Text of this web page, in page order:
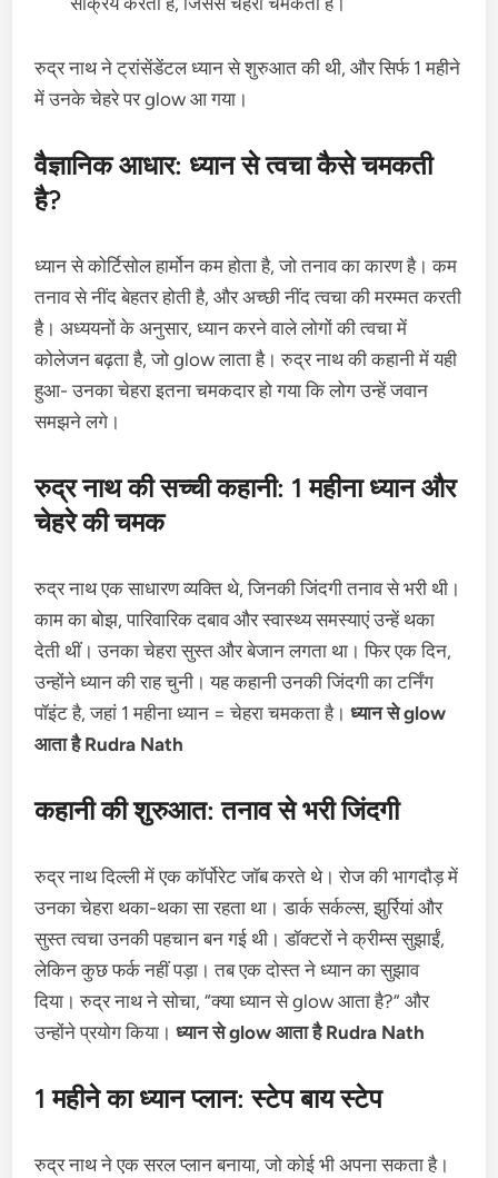
रुद्र नाथ ने ट्रांसेंडेंटल ध्यान से शुरुआत की थी, और सिर्फ 1 महीने
में उनके चेहरे पर glow आ गया।
वैज्ञानिक आधार: ध्यान से त्वचा कैसे चमकती
है?
ध्यान से कोर्टिसोल हार्मोन कम होता है, जो तनाव का कारण है। कम
तनाव से नींद बेहतर होती है, और अच्छी नींद त्वचा की मरम्मत करती
है। अध्ययनों के अनुसार, ध्यान करने वाले लोगों की त्वचा में
कोलेजन बढ़ता है, जो glow लाता है। रुद्र नाथ की कहानी में यही
हुआ- उनका चेहरा इतना चमकदार हो गया कि लोग उन्हें जवान
समझने लगे।
रुद्र नाथ की सच्ची कहानी: 1 महीना ध्यान और
चेहरे की चमक
रुद्र नाथ एक साधारण व्यक्ति थे, जिनकी जिंदगी तनाव से भरी थी।
काम का बोझ, पारिवारिक दबाव और स्वास्थ्य समस्याएं उन्हें थका
देती थीं। उनका चेहरा सुस्त और बेजान लगता था। फिर एक दिन,
उन्होंने ध्यान की राह चुनी। यह कहानी उनकी जिंदगी का टर्निंग
पॉइंट है, जहां 1 महीना ध्यान = चेहरा चमकता है।ध्यान से glow
आता है Rudra Nath
कहानी की शुरुआत: तनाव से भरी जिंदगी
रुद्र नाथ दिल्ली में एक कॉर्पोरेट जॉब करते थे। रोज की भागदौड़ में
उनका चेहरा थका-थका सा रहता था। डार्क सर्कल्स, झुर्रियां और
सुस्त त्वचा उनकी पहचान बन गई थी। डॉक्टरों ने क्रीम्स सुझाईं,
लेकिन कुछ फर्क नहीं पड़ा। तब एक दोस्त ने ध्यान का सुझाव
दिया। रुद्र नाथ ने सोचा, “क्या ध्यान से glow आता है?” और
उन्होंने प्रयोग किया।ध्यान से glow आता है Rudra Nath
1 महीने का ध्यान प्लान: स्टेप बाय स्टेप
रुद्र नाथ ने एक सरल प्लान बनाया, जो कोई भी अपना सकता है।